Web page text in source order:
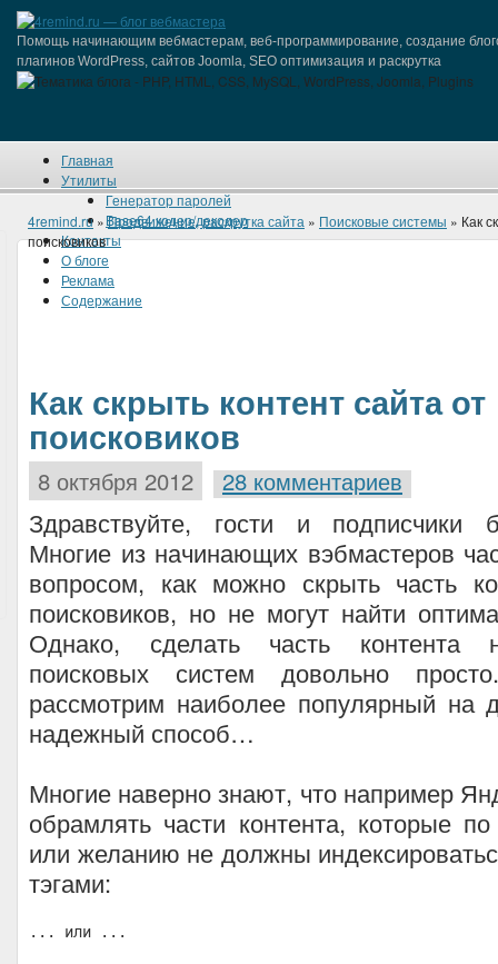
Помощь начинающим вебмастерам, веб-программирование, создание
плагинов WordPress, сайтов Joomla, SEO оптимизация и раскрутка
Главная
Утилиты
Генератор паролей
Base64 кодер/декодер
Контакты
О блоге
Реклама
Содержание
4remind.ru »Продвижение, раскрутка сайта » Поисковые системы » Как
поисковиков
Как скрыть контент сайта от
поисковиков
8 октября 2012 28 комментариев
Здравствуйте, гости и подписчики
Многие из начинающих вэбмастеров
вопросом, как можно скрыть часть
поисковиков, но не могут найти
Однако, сделать часть контента
поисковых систем довольно
рассмотрим наиболее популярный на
надежный способ…
Многие наверно знают, что например
обрамлять части контента, которые
или желанию не должны
тэгами:
... или ...